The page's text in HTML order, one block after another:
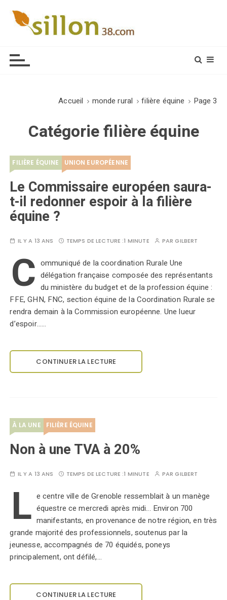
Accueil monde rural filière équine Page 3
Catégoriefilière équine
FILIÈRE ÉQUINE UNION EUROPÉENNE
Le Commissaire européen saura-
t-il redonner espoir à la filière
équine ?
IL Y A 13 ANS TEMPS DE LECTURE :1 MINUTE PARGILBERT
C ommuniqué de la coordination Rurale Une
délégation française composée des représentants
du ministère du budget et de la profession équine :
FFE, GHN, FNC, section équine de la Coordination Rurale se
rendra demain à la Commission européenne. Une lueur
d’espoir……
CONTINUER LA LECTURE
À LA UNE FILIÈRE ÉQUINE
Non à une TVA à 20%
IL Y A 13 ANS TEMPS DE LECTURE :1 MINUTE PARGILBERT
L e centre ville de Grenoble ressemblait à un manège
équestre ce mercredi après midi... Environ 700
manifestants, en provenance de notre région, en très
grande majorité des professionnels, soutenus par la
jeunesse, accompagnés de 70 équidés, poneys
principalement, ont défilé,…
CONTINUER LA LECTURE